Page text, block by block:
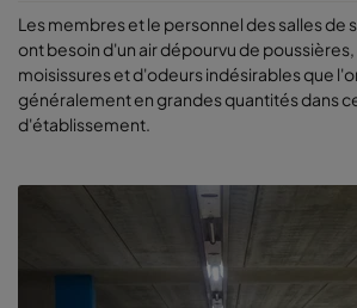
établissements de restauration
Les bâtiments à vocation uniquetels
l'objectif principal est d’entretenir le
pour qu'ils continuent à dépenser de
pourrait admettre la cigarette,
Les membres et le personnel des salles de
ont besoin d'un air dépourvu de
moisissures et d'odeurs indésirables que
généralement en grandes quantités dans
d'établissement.